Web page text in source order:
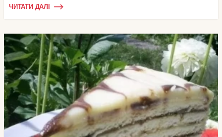
ЧИТАТИ ДАЛІ